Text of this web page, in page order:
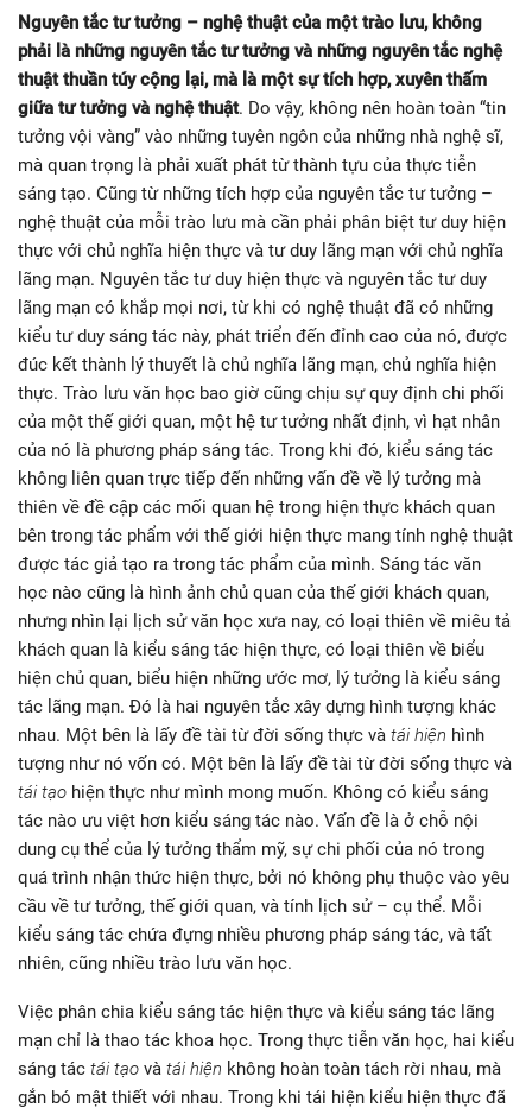
Nguyên tắc tư tưởng – nghệ thuật của một trào lưu, không
phải là những nguyên tắc tư tưởng và những nguyên tắc nghệ
thuật thuần túy cộng lại, mà là một sự tích hợp, xuyên thấm
giữa tư tưởng và nghệ thuật. Do vậy, không nên hoàn toàn “tin
tưởng vội vàng” vào những tuyên ngôn của những nhà nghệ sĩ,
mà quan trọng là phải xuất phát từ thành tựu của thực tiễn
sáng tạo. Cũng từ những tích hợp của nguyên tắc tư tưởng –
nghệ thuật của mỗi trào lưu mà cần phải phân biệt tư duy hiện
thực với chủ nghĩa hiện thực và tư duy lãng mạn với chủ nghĩa
lãng mạn. Nguyên tắc tư duy hiện thực và nguyên tắc tư duy
lãng mạn có khắp mọi nơi, từ khi có nghệ thuật đã có những
kiểu tư duy sáng tác này, phát triển đến đỉnh cao của nó, được
đúc kết thành lý thuyết là chủ nghĩa lãng mạn, chủ nghĩa hiện
thực. Trào lưu văn học bao giờ cũng chịu sự quy định chi phối
của một thế giới quan, một hệ tư tưởng nhất định, vì hạt nhân
của nó là phương pháp sáng tác. Trong khi đó, kiểu sáng tác
không liên quan trực tiếp đến những vấn đề về lý tưởng mà
thiên về đề cập các mối quan hệ trong hiện thực khách quan
bên trong tác phẩm với thế giới hiện thực mang tính nghệ thuật
được tác giả tạo ra trong tác phẩm của mình. Sáng tác văn
học nào cũng là hình ảnh chủ quan của thế giới khách quan,
nhưng nhìn lại lịch sử văn học xưa nay, có loại thiên về miêu tả
khách quan là kiểu sáng tác hiện thực, có loại thiên về biểu
hiện chủ quan, biểu hiện những ước mơ, lý tưởng là kiểu sáng
tác lãng mạn. Đó là hai nguyên tắc xây dựng hình tượng khác
nhau. Một bên là lấy đề tài từ đời sống thực và tái hiện hình
tượng như nó vốn có. Một bên là lấy đề tài từ đời sống thực và
tái tạo hiện thực như mình mong muốn. Không có kiểu sáng
tác nào ưu việt hơn kiểu sáng tác nào. Vấn đề là ở chỗ nội
dung cụ thể của lý tưởng thẩm mỹ, sự chi phối của nó trong
quá trình nhận thức hiện thực, bởi nó không phụ thuộc vào yêu
cầu về tư tưởng, thế giới quan, và tính lịch sử – cụ thể. Mỗi
kiểu sáng tác chứa đựng nhiều phương pháp sáng tác, và tất
nhiên, cũng nhiều trào lưu văn học.
Việc phân chia kiểu sáng tác hiện thực và kiểu sáng tác lãng
mạn chỉ là thao tác khoa học. Trong thực tiễn văn học, hai kiểu
sáng tác tái tạo và tái hiện không hoàn toàn tách rời nhau, mà
gắn bó mật thiết với nhau. Trong khi tái hiện kiểu hiện thực đã